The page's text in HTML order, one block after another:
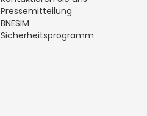
Pressemitteilung
BNESIM
Sicherheitsprogramm